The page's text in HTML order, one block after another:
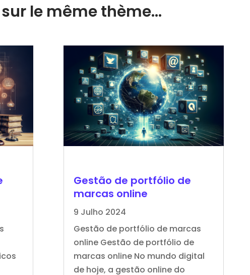
le même thème…
Gestão de portfólio de
marcas online
9 Julho 2024
Gestão de portfólio de marcas
online Gestão de portfólio de
marcas online No mundo digital
de hoje, a gestão online do